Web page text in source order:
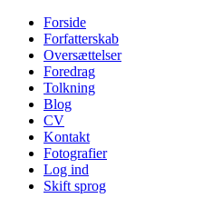
Forside
Forfatterskab
Oversættelser
Foredrag
Tolkning
Blog
CV
Kontakt
Fotografier
Log ind
Skift sprog